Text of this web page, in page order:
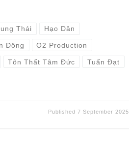
Thái Hạo Dân
Đông O2 Production
Tôn Thất Tâm Đức Tuấn Đạt
Published 7 September 2025